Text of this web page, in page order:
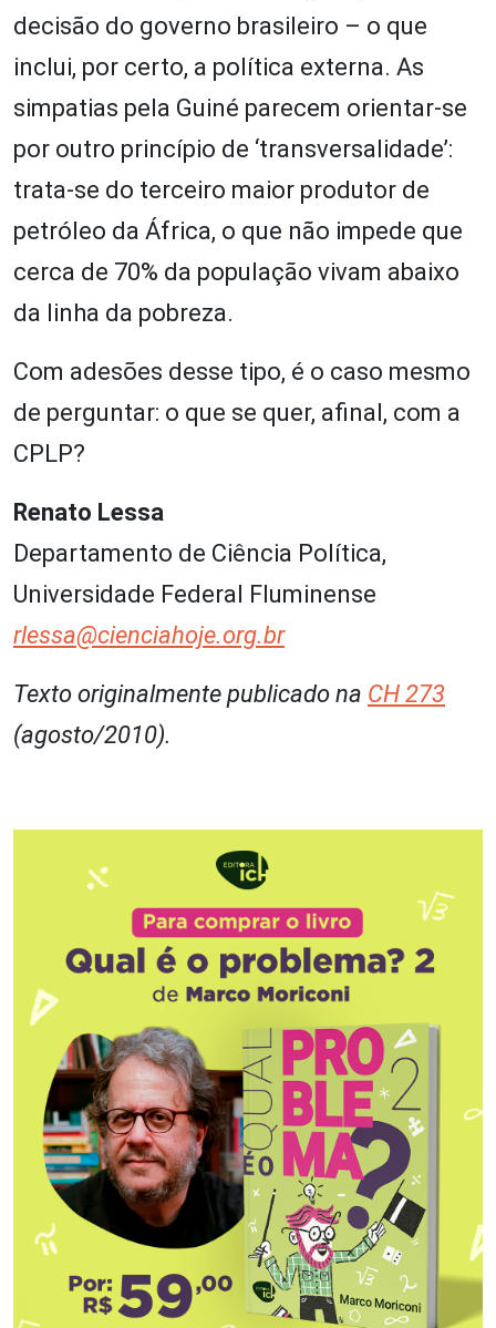
decisão do governo brasileiro – o que
inclui, por certo, a política externa. As
simpatias pela Guiné parecem orientar-se
por outro princípio de ‘transversalidade’:
trata-se do terceiro maior produtor de
petróleo da África, o que não impede que
cerca de 70% da população vivam abaixo
da linha da pobreza.
Com adesões desse tipo, é o caso mesmo
de perguntar: o que se quer, afinal, com a
CPLP?
Renato Lessa
Departamento de Ciência Política,
Universidade Federal Fluminense
rlessa@cienciahoje.org.br
Texto originalmente publicado na CH 273
(agosto/2010).